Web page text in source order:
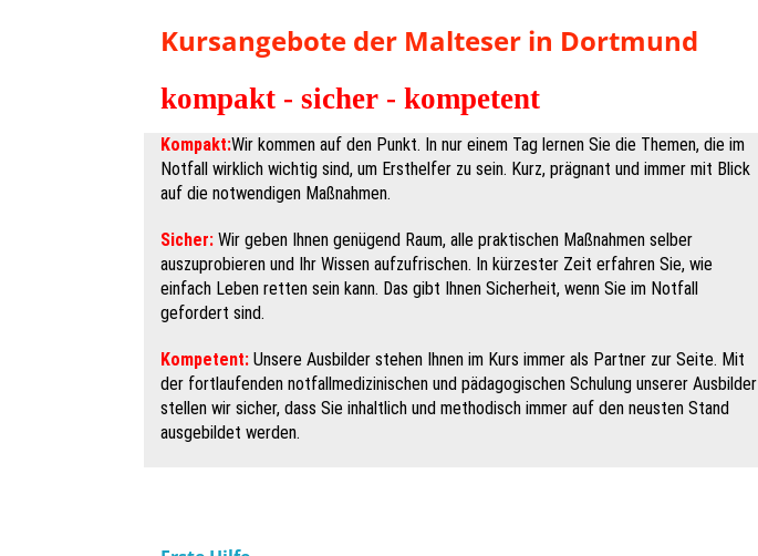
Kursangebote der Malteser in Dortmund
kompakt - sicher - kompetent
Kompakt:Wir kommen auf den Punkt. In nur einem Tag lernen Sie die Themen, die im
Notfall wirklich wichtig sind, um Ersthelfer zu sein. Kurz, prägnant und immer mit Blick
auf die notwendigen Maßnahmen.
Sicher: Wir geben Ihnen genügend Raum, alle praktischen Maßnahmen selber
auszuprobieren und Ihr Wissen aufzufrischen. In kürzester Zeit erfahren Sie, wie
einfach Leben retten sein kann. Das gibt Ihnen Sicherheit, wenn Sie im Notfall
gefordert sind.
Kompetent: Unsere Ausbilder stehen Ihnen im Kurs immer als Partner zur Seite. Mit
der fortlaufenden notfallmedizinischen und pädagogischen Schulung unserer Ausbilder
stellen wir sicher, dass Sie inhaltlich und methodisch immer auf den neusten Stand
ausgebildet werden.